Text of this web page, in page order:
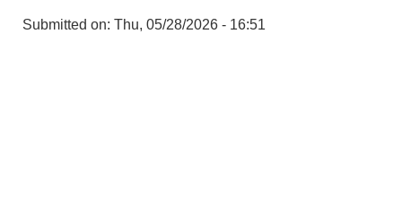
Submitted on: Thu, 05/28/2026 - 16:51